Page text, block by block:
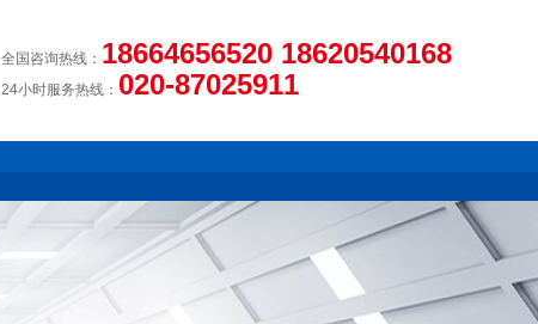
全国咨询热线： 18664656520 18620540168
24小时服务热线： 020-87025911